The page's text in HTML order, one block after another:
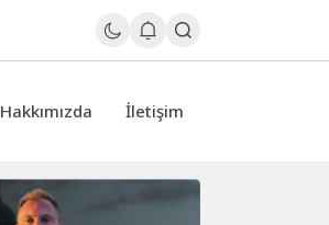
Hakkımızda İletişim